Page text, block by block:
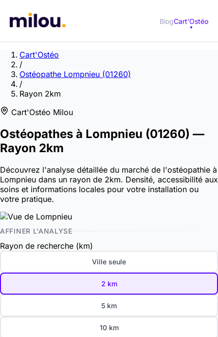
BlogCart'Ostéo
Cart'Ostéo
/
Ostéopathe Lompnieu (01260)
/
Rayon 2km
Cart'Ostéo Milou
Ostéopathes à Lompnieu (01260) —
Rayon 2km
Découvrez l'analyse détaillée du marché de l'ostéopathie à
Lompnieu dans un rayon de 2km. Densité, accessibilité aux
soins et informations locales pour votre installation ou
votre pratique.
AFFINER L'ANALYSE
Rayon de recherche (km)
Ville seule
2 km
5 km
10 km